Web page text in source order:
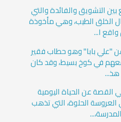
التشويق والفائدة والتي
الطيب، وهي مأخوذة
ا...
"علي بابا" وهو حطاب فقير
معهم في كوخ بسيط، وقد كان
هذ...
القصة عن الحياة اليومية
العروسة الحلوة، التي تذهب